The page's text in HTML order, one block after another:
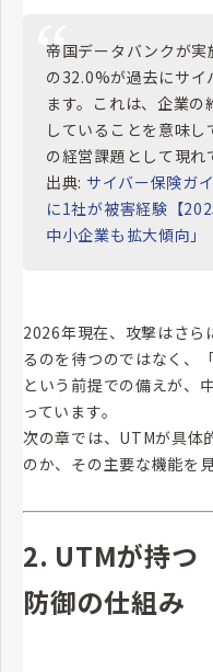
帝国データバンクが
の32.0%が過去にサイ
ます。これは、企業
していることを意味
の経営課題として現れ
出典: サイバー保険ガ
に1社が被害経験【
中小企業も拡大傾向」
2026年現在、攻撃はさら
るのを待つのではなく、
という前提での備えが、
っています。
次の章では、UTMが具体
のか、その主要な機能を
2. UTMが持つ
防御の仕組み